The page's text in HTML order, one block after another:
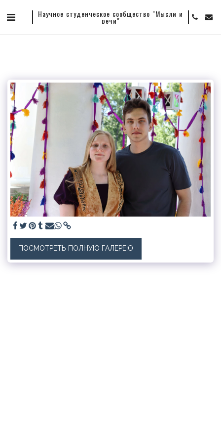
Научное студенческое сообщество "Мысли и
речи"
ПОСМОТРЕТЬ ПОЛНУЮ ГАЛЕРЕЮ